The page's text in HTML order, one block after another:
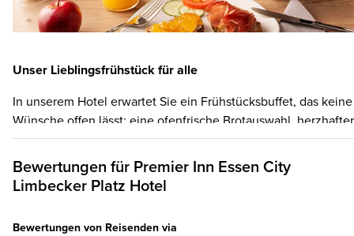
Unser Lieblingsfrühstück für alle
In unserem Hotel erwartet Sie ein Frühstücksbuffet, das keine
Wünsche offen lässt: eine ofenfrische Brotauswahl, herzhafter
Aufschnitt und Käse, Müslis und Joghurt, frische Eier, gekocht
oder als Rührei, heiße Würstchen und Frühstücksspeck,
knackiges Obst, vegane Alternativen und natürlich
Heißgetränke oder Fruchtsaft nach Wahl. Unsere Küche setzt
Bewertungen für Premier Inn Essen City
Limbecker Platz Hotel
Bewertungen von Reisenden via